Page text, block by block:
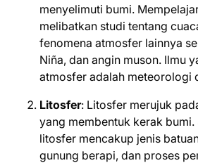
menyelimuti bumi.
melibatkan studi tentang
fenomena atmosfer lainnya
Niña, dan angin muson. Ilmu
atmosfer adalah meteorologi
Litosfer: Litosfer merujuk
yang membentuk kerak bumi.
litosfer mencakup jenis
gunung berapi, dan proses